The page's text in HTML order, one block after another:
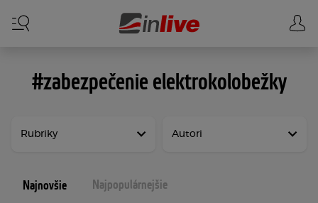
#zabezpečenie elektrokolobežky
Najnovšie Najpopulárnejšie
Rubriky Autori